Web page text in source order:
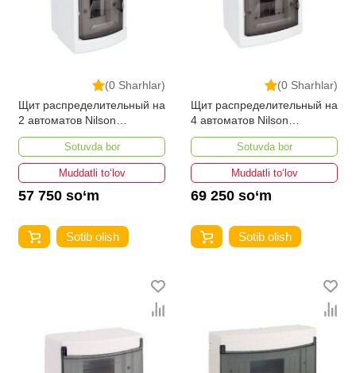
(0 Sharhlar)
Щит распределительный на
2 автоматов Nilson
Наружного
Sotuvda bor
Muddatli to‘lov
57 750 so‘m
Sotib olish
(0 Sharhlar)
Щит распределительный на
4 автоматов Nilson
Наружного
Sotuvda bor
Muddatli to‘lov
69 250 so‘m
Sotib olish